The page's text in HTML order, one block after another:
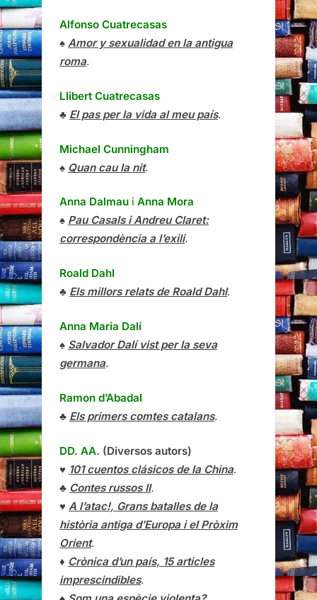
Alfonso Cuatrecasas
♠ Amor y sexualidad en la antigua
roma.
Llibert Cuatrecasas
♣ El pas per la vida al meu país.
Michael Cunningham
♠ Quan cau la nit.
Anna Dalmau i Anna Mora
♠ Pau Casals i Andreu Claret:
correspondència a l’exili.
Roald Dahl
♣ Els millors relats de Roald Dahl.
Anna Maria Dalí
♠ Salvador Dalí vist per la seva
germana.
Ramon d’Abadal
♣ Els primers comtes catalans.
DD. AA. (Diversos autors)
♥ 101 cuentos clásicos de la China.
♣ Contes russos II.
♥ A l’atac!, Grans batalles de la
història antiga d’Europa i el Pròxim
Orient.
♦ Crònica d’un país, 15 articles
imprescindibles.